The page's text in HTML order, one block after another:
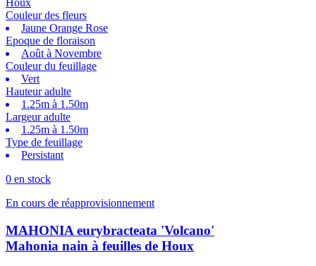
Couleur des fleurs
Jaune Orange Rose
Epoque de floraison
Août à Novembre
Couleur du feuillage
Vert
Hauteur adulte
1.25m à 1.50m
Largeur adulte
1.25m à 1.50m
Type de feuillage
Persistant
0 en stock
En cours de réapprovisionnement
MAHONIA eurybracteata 'Volcano'
Mahonia nain à feuilles de Houx